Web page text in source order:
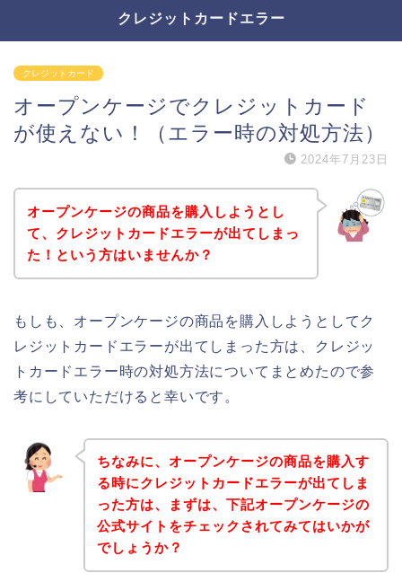
クレジットカードエラー
クレジットカード
オープンケージでクレジットカード
が使えない！（エラー時の対処方法）
2024年7月23日
オープンケージの商品を購入しようとし
て、クレジットカードエラーが出てしまっ
た！という方はいませんか？
もしも、オープンケージの商品を購入しようとしてク
レジットカードエラーが出てしまった方は、クレジッ
トカードエラー時の対処方法についてまとめたので参
考にしていただけると幸いです。
ちなみに、オープンケージの商品を購入す
る時にクレジットカードエラーが出てしま
った方は、まずは、下記オープンケージの
公式サイトをチェックされてみてはいかが
でしょうか？